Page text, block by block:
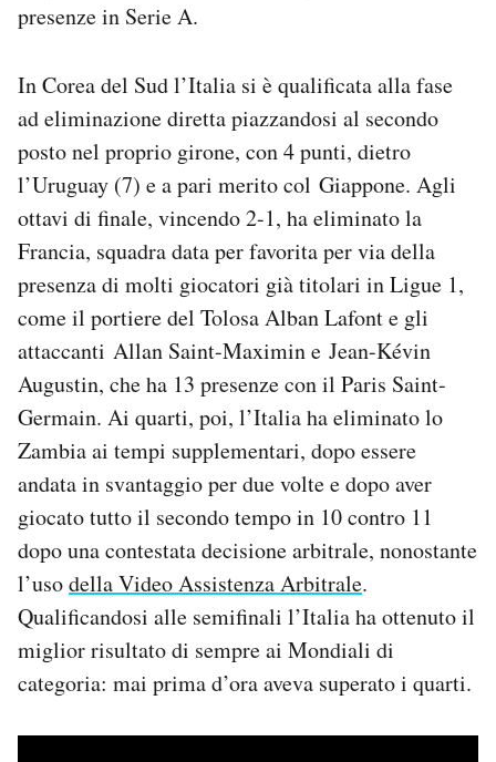
presenze in Serie A.
In Corea del Sud l’Italia si è qualificata alla fase
ad eliminazione diretta piazzandosi al secondo
posto nel proprio girone, con 4 punti, dietro
l’Uruguay (7) e a pari merito col Giappone. Agli
ottavi di finale, vincendo 2-1, ha eliminato la
Francia, squadra data per favorita per via della
presenza di molti giocatori già titolari in Ligue 1,
come il portiere del Tolosa Alban Lafont e gli
attaccanti Allan Saint-Maximin e Jean-Kévin
Augustin, che ha 13 presenze con il Paris Saint-
Germain. Ai quarti, poi, l’Italia ha eliminato lo
Zambia ai tempi supplementari, dopo essere
andata in svantaggio per due volte e dopo aver
giocato tutto il secondo tempo in 10 contro 11
dopo una contestata decisione arbitrale, nonostante
l’usodella Video Assistenza Arbitrale.
Qualificandosi alle semifinali l’Italia ha ottenuto il
miglior risultato di sempre ai Mondiali di
categoria: mai prima d’ora aveva superato i quarti.